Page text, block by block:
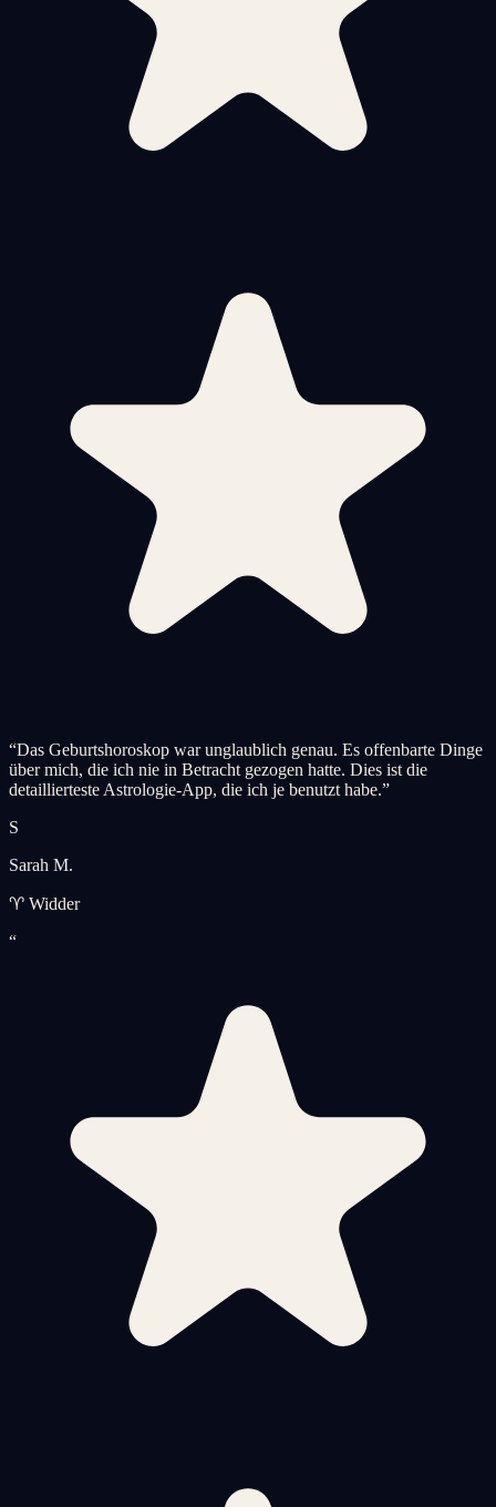
“Das Geburtshoroskop war unglaublich genau. Es offenbarte Dinge
über mich, die ich nie in Betracht gezogen hatte. Dies ist die
detaillierteste Astrologie-App, die ich je benutzt habe.”
S
Sarah M.
♈ Widder
“